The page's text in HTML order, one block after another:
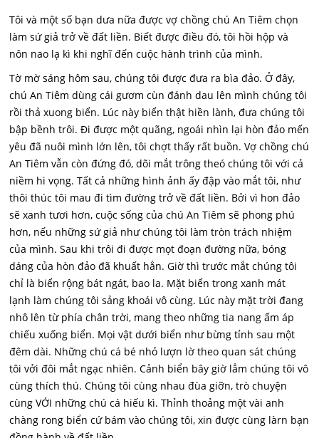
Tôi và một số bạn dưa nữa được vợ chồng chú An Tiêm chọn
làm sứ giả trở về đất liền. Biết được điều đó, tôi hồi hộp và
nôn nao lạ kì khi nghĩ đến cuộc hành trình của mình.
Tờ mờ sáng hôm sau, chúng tôi được đưa ra bìa đảo. Ở đây,
chú An Tiêm dùng cái gươm cùn đánh dau lên mình chúng tôi
rồi thả xuong biển. Lúc này biển thật hiền lành, đưa chúng tôi
bập bềnh trôi. Đi được một quãng, ngoái nhìn lại hòn đảo mến
yêu đã nuôi mình lớn lên, tôi chợt thấy rất buồn. Vợ chồng chú
An Tiêm vẫn còn đứng đó, dõi mắt trông theó chúng tôi với cả
niềm hi vọng. Tất cả những hình ảnh ấy đập vào mắt tôi, như
thôi thúc tôi mau đi tìm đường trở về đất liền. Bởi vì hon đảo
sẽ xanh tươi hơn, cuộc sống của chú An Tiêm sẽ phong phú
hơn, nếu những sứ giả như chúng tôi làm tròn trách nhiệm
của mình. Sau khi trôi đi được mọt đoạn đường nữa, bóng
dáng của hòn đảo đã khuất hẳn. Giờ thì trước mắt chúng tôi
chỉ là biển rộng bát ngát, bao la. Mặt biển trong xanh mát
lạnh làm chúng tôi sảng khoái vô cùng. Lúc này mặt trời đang
nhô lên từ phía chân trời, mang theo những tia nang ấm áp
chiếu xuống biển. Mọi vật dưới biển như bừng tỉnh sau một
đêm dài. Những chú cá bé nhỏ lượn lờ theo quan sát chúng
tôi vởi đôi mắt ngạc nhiên. Cảnh biển bây giờ lẳm chúng tôi vô
cùng thích thú. Chúng tôi cùng nhau đùa giỡn, trò chuyện
cùng VỚI những chú cá hiếu kì. Thỉnh thoảng một vài anh
chàng rong biển cứ bám vào chúng tôi, xin được cùng làrn bạn